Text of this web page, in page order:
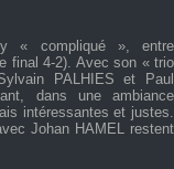
« compliqué », entre
final 4-2). Avec son « trio
PALHIES et Paul
dans une ambiance
intéressantes et justes.
Johan HAMEL restent